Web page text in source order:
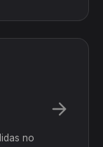
no